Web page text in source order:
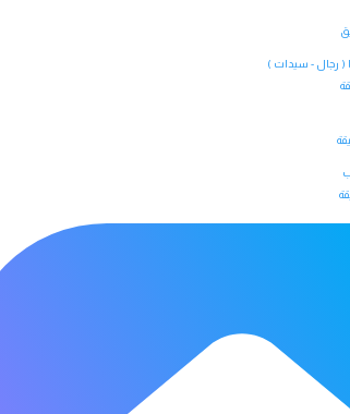
( رجال - سيدات )